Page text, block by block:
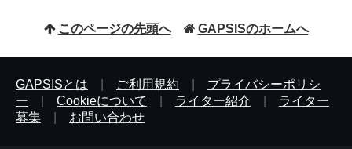
このページの先頭へ GAPSISのホームへ
GAPSISとは ご利用規約
プライバシーポリシ
ー
Cookieについて ライター紹介
ライター
募集
お問い合わせ